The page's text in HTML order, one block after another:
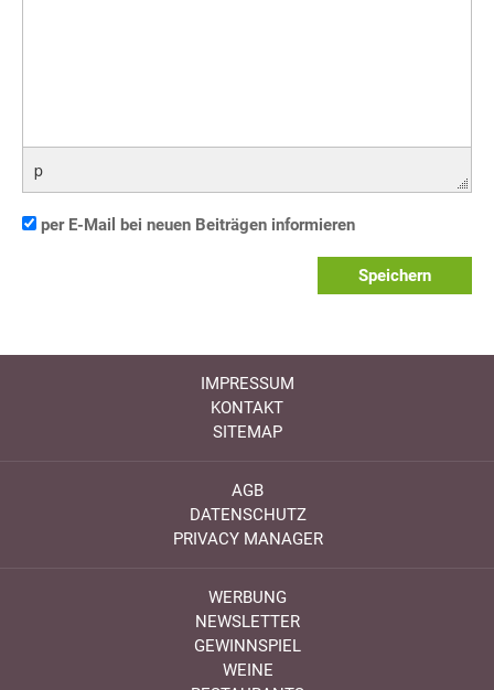
p
per E-Mail bei neuen Beiträgen informieren
Speichern
IMPRESSUM
KONTAKT
SITEMAP
AGB
DATENSCHUTZ
PRIVACY MANAGER
WERBUNG
NEWSLETTER
GEWINNSPIEL
WEINE